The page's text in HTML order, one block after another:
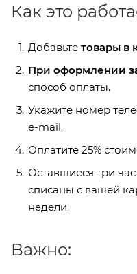
Как это
Добавьте товары в
При оформлении
способ оплаты.
Укажите номер
e-mail.
Оплатите 25%
Оставшиеся три
списаны с вашей
недели.
Важно: